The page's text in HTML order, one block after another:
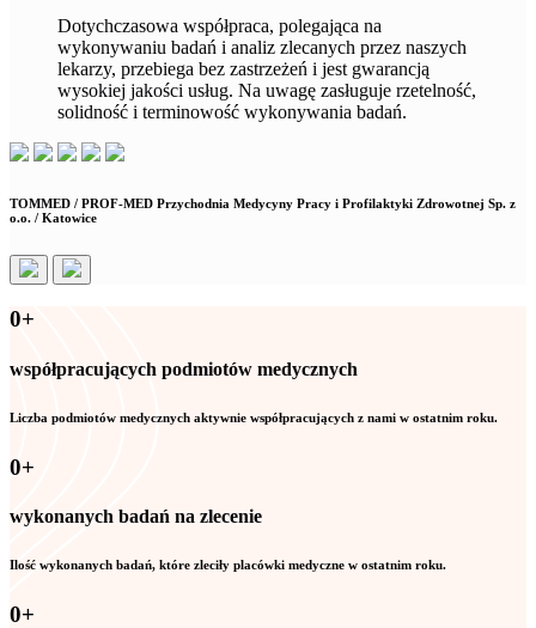
Dotychczasowa współpraca, polegająca na
wykonywaniu badań i analiz zlecanych przez naszych
lekarzy, przebiega bez zastrzeżeń i jest gwarancją
wysokiej jakości usług. Na uwagę zasługuje rzetelność,
solidność i terminowość wykonywania badań.
TOMMED / PROF-MED Przychodnia Medycyny Pracy i Profilaktyki Zdrowotnej Sp. z
o.o. / Katowice
0+
współpracujących podmiotów medycznych
Liczba podmiotów medycznych aktywnie współpracujących z nami w ostatnim roku.
0+
wykonanych badań na zlecenie
Ilość wykonanych badań, które zleciły placówki medyczne w ostatnim roku.
0+